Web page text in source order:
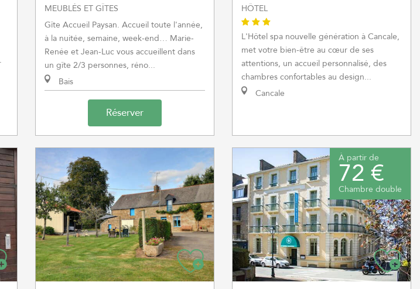
MEUBLÉS ET GÎTES
Gîte Accueil Paysan. Accueil toute l'année,
à la nuitée, semaine, week-end… Marie-
Renée et Jean-Luc vous accueillent dans
un gîte 2/3 personnes, réno...
Bais
Réserver
HÔTEL
L'Hôtel spa nouvelle génération à Cancale,
met votre bien-être au cœur de ses
attentions, un accueil personnalisé, des
chambres confortables au design...
Cancale
À partir de
72 €
Chambre double